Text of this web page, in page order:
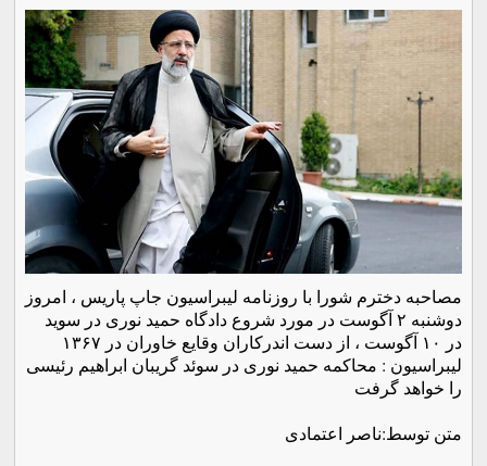
مصاحبه دخترم شورا با روزنامه لیبراسیون جاپ پاریس ، امروز
دوشنبه ۲ آگوست در مورد شروع دادگاه حمید نوری در سوید
در ۱۰ آگوست ، از دست اندرکاران وقایع خاوران در ۱۳۶۷
لیبراسیون : محاکمه حمید نوری در سوئد گریبان ابراهیم رئیسی
را خواهد گرفت
متن توسط:ناصر اعتمادی